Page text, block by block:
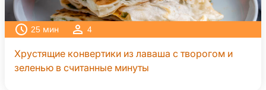
25 мин 4
Хрустящие конвертики из лаваша с творогом и
зеленью в считанные минуты